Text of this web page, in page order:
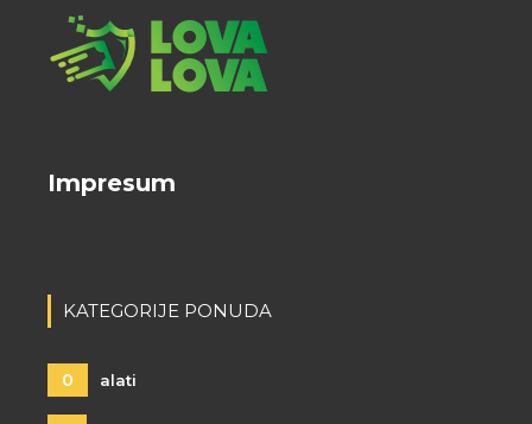
Impresum
KATEGORIJE PONUDA
0 alati